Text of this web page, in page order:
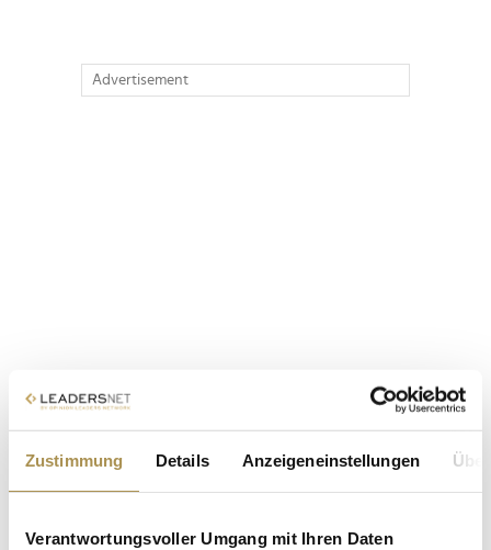
Zustimmung Details Anzeigeneinstellungen
Verantwortungsvoller Umgang mit Ihren Daten
Advertisement